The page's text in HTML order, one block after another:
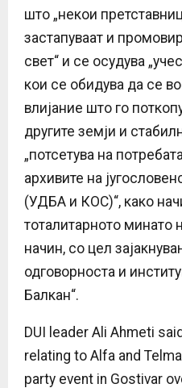
што „некои
застапуваат и
свет“ и се осудува
кои се обидува да се
влијание што го
другите земји и
„потсетува на
архивите на
(УДБА и КОС)“, како
тоталитарното минато
начин, со цел
одговорноста и
Балкан“.
DUI leader Ali Ahmeti
relating to Alfa and
party event in Gostivar